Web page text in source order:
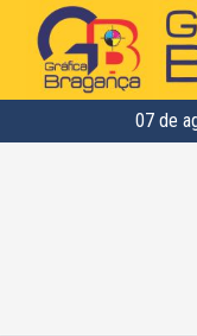
07 de